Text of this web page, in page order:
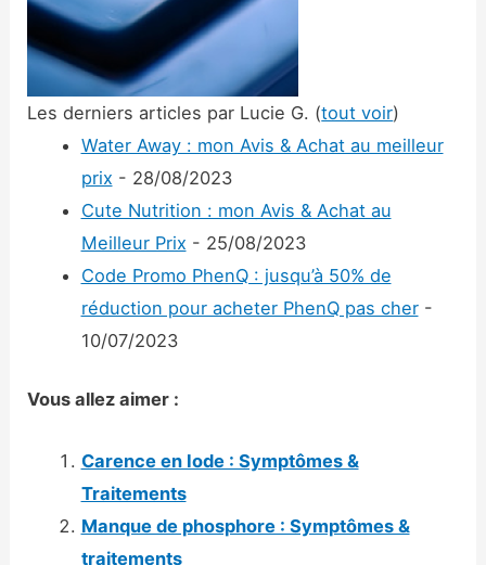
Les derniers articles par Lucie G. (tout voir)
Water Away : mon Avis & Achat au meilleur
prix - 28/08/2023
Cute Nutrition : mon Avis & Achat au
Meilleur Prix - 25/08/2023
Code Promo PhenQ : jusqu’à 50% de
réduction pour acheter PhenQ pas cher-
10/07/2023
Vous allez aimer :
Carence en Iode : Symptômes &
Traitements
Manque de phosphore : Symptômes &
traitements